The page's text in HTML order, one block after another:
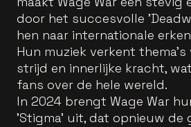
door het succesvolle
hen naar internationale
Hun muziek verkent thema's
strijd en innerlijke kracht,
fans over de hele wereld.
In 2024 brengt Wage War
'Stigma' uit, dat opnieuw de